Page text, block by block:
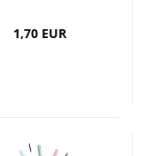
1,70 EUR